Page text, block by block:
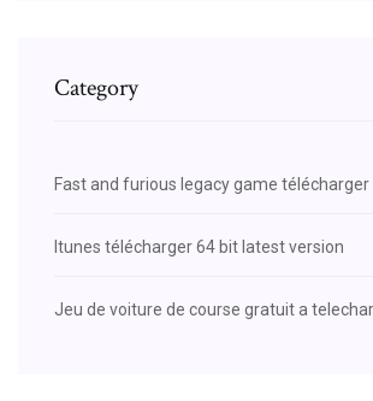
Category
Fast and furious legacy game
Itunes télécharger 64 bit latest version
Jeu de voiture de course gratuit a